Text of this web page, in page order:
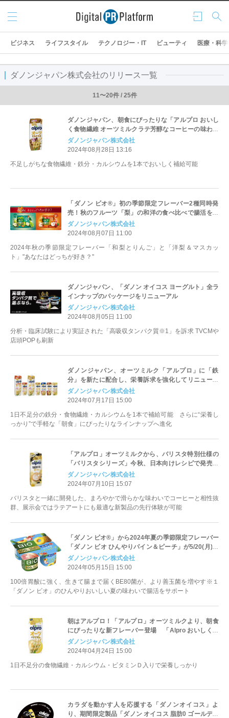
ログ
イン
検索
メニ
ュー
ビジネス ライフスタイル テクノロジー・IT ビューティ 医療・科学
ダノンジャパン株式会社のリリース一覧
11〜20件 / 25件
ダノンジャパン、朝食にぴったりな「アルプロ おいし
く食物繊維 オーツミルクラテ芳醇なコーヒーの味わい
250ml」 を新発売
ダノンジャパン株式会社
2024年08月28日 13:16
不足しがちな食物繊維・鉄分・カルシウムを1本でおいしく補給可能
「ダノン ビオ®」初の季節限定フレーバー2種同時発
売！秋のフルーツ「梨」の和洋の食べ比べで腸活をサ
ポート
ダノンジャパン株式会社
2024年08月07日 11:00
2024年秋の季節限定フレーバー「和梨とりんご」と「洋梨＆マスカッ
ト」"あなたはどっちが好き？"
ダノンジャパン、「ダノン オイコス ヨーグルト」全ラ
インナップのパッケージをリニューアル
ダノンジャパン株式会社
2024年08月05日 11:00
分析・臨床試験により実証された「高吸収タンパク質※1」を訴求 TVCMや
店頭POPも刷新
ダノンジャパン、オーツミルク「アルプロ」に「鉄
分」を新たに配合し、栄養訴求を強化してリニューア
ル発売
ダノンジャパン株式会社
2024年07月17日 15:00
1日不足分の鉄分・食物繊維・カルシウムを1本で補給可能 さらに“栄養し
っかり”で手軽な「朝食」にぴったりなラインナップへ進化
「アルプロ」オーツミルクから、バリスタ特別仕様の
「バリスタシリーズ」今秋、日本向けレシピで発売
発売に先立ちCAFERES JAPAN 2024に出展「バリス
タシリーズ」の試飲とフォーミング実演を実施
ダノンジャパン株式会社
2024年07月10日 15:07
バリスタと一緒に開発した、まろやかで滑らかな味わいでコーヒーと相性抜
群、展示会ではラテアートにも最適な新製品の先行体験が可能
「ダノン ビオ®」から2024年夏の季節限定フレーバー
「ダノン ビオ ひんやりパイン＆ピーチ」が5/20(月)よ
り発売
ダノンジャパン株式会社
2024年05月15日 15:00
100倍胃酸に強く、生きて腸まで届くBE80菌が、より善玉菌を増やす※１
「ダノン ビオ」のひんやりおいしい夏の味わいで腸活をサポート
朝はアルプロ！「アルプロ」オーツミルクより、朝食
にぴったりな新フレーバー登場 「Alpro おいしく食
物繊維 オーツバナナオレ 香り豊かなバナナの味わい
250ml」 4/29(月)より出荷開始
ダノンジャパン株式会社
2024年04月24日 15:00
1日不足分の食物繊維・カルシウム・ビタミンＤ入りで栄養しっかり
カラダを動かす人を応援する「ダノンオイコス」よ
り、期間限定製品「ダノン オイコス 脂肪0 ゴールデン